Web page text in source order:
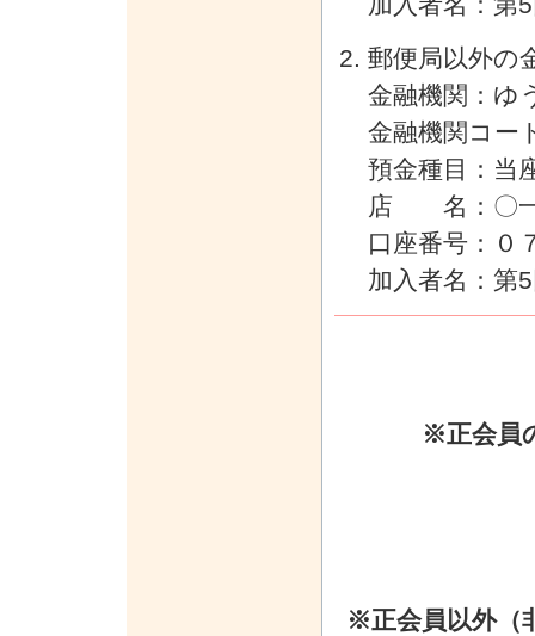
郵便局以外の
金融機関：ゆ
金融機関コー
預金種目：当
店 名：〇一
口座番号：０
加入者名：第
※正会員
※正会員以外（